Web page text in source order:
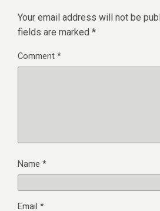
Your email address will not be
fields are marked *
Comment*
Name *
Email *